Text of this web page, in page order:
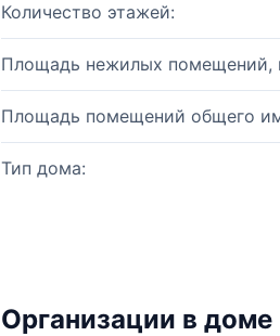
Количество этажей:
Площадь нежилых помещений,
Площадь помещений общего
Тип дома:
Организации в доме